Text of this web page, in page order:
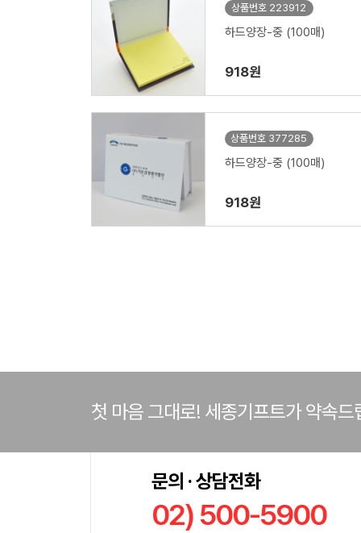
상품번호 223912
하드양장-중 (100매)
918원
상품번호 377285
하드양장-중 (100매)
918원
첫 마음 그대로! 세종기프트가 약속드
문의 · 상담전화
02) 500-5900